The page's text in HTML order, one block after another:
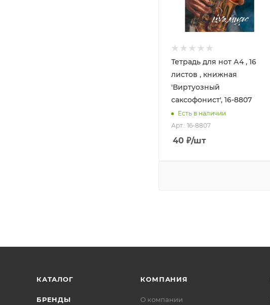
Тетрадь для нот А4 , 16
листов , книжная
'Виртуозный
саксофонист', 16-8807
Есть в наличии
Арт.: 16-8807
40 ₽/шт
КАТАЛОГ
БРЕНДЫ
КОМПАНИЯ
О компании